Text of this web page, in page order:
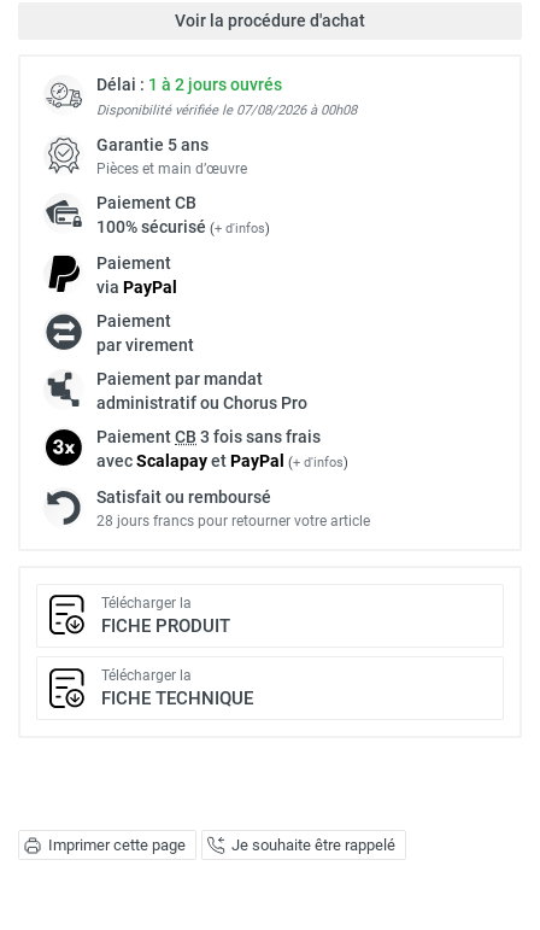
Imprimer cette page Je souhaite être rappelé
Voir la procédure d'achat
Délai : 1 à 2 jours ouvrés
Disponibilité vérifiée le 07/08/2026 à 00h08
Garantie 5 ans
Pièces et main d’œuvre
PaiementCB
100% sécurisé (+ d'infos)
Paiement
via PayPal
Paiement
par virement
Paiement par mandat
administratif ou Chorus Pro
PaiementCB 3 fois sans frais
avecScalapayetPayPal (+ d'infos)
Satisfait ou remboursé
28 jours francs pour retourner votre article
Télécharger la
FICHE PRODUIT
Télécharger la
FICHE TECHNIQUE